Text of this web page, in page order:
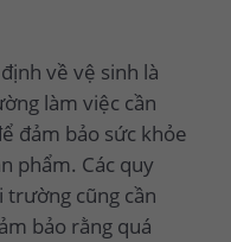
về vệ sinh là
làm việc cần
đảm bảo sức khỏe
phẩm. Các quy
cũng cần
bảo rằng quá